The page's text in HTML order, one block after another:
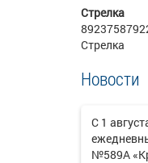
Стрелка
Стрелка
Новости
С 1
№589А